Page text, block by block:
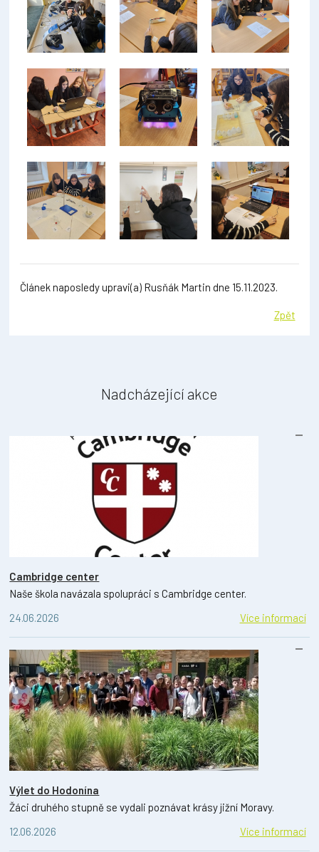
Článek naposledy upravi(a) Rusňák Martin dne 15.11.2023.
Zpět
Nadcházející akce
Cambridge center
Naše škola navázala spolupráci s Cambridge center.
24.06.2026
Více informací
Výlet do Hodonína
Žáci druhého stupně se vydali poznávat krásy jižní Moravy.
12.06.2026
Více informací